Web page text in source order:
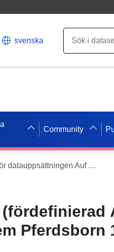
svenska
Community
Inspire Download Service (fördefinierad ATOM) för datauppsättningen Auf dem Pferdsborn 1. ändring
Pferdsborn